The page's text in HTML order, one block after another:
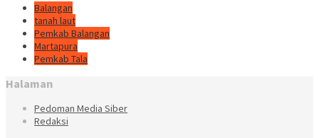
Balangan
tanah laut
Pemkab Balangan
Martapura
Pemkab Tala
Halaman
Pedoman Media Siber
Redaksi